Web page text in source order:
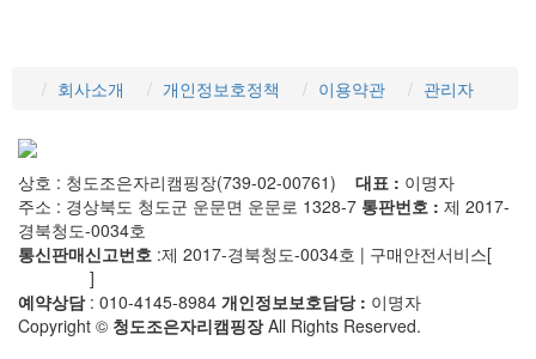
회사소개 개인정보호정책 이용약관 관리자
상호 : 청도조은자리캠핑장(739-02-00761) 대표 : 이명자
주소 : 경상북도 청도군 운문면 운문로 1328-7 통판번호 : 제 2017-
경북청도-0034호
통신판매신고번호 :제 2017-경북청도-0034호 | 구매안전서비스[
]
예약상담: 010-4145-8984 개인정보보호담당 : 이명자
Copyright © 청도조은자리캠핑장All Rights Reserved.